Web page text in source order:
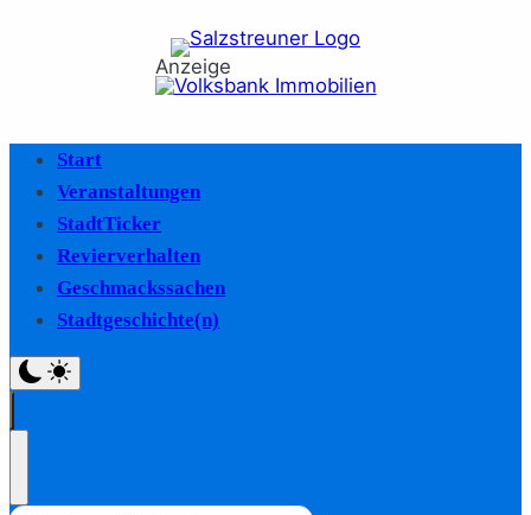
Anzeige
Start
Veranstaltungen
StadtTicker
Revierverhalten
Geschmackssachen
Stadtgeschichte(n)